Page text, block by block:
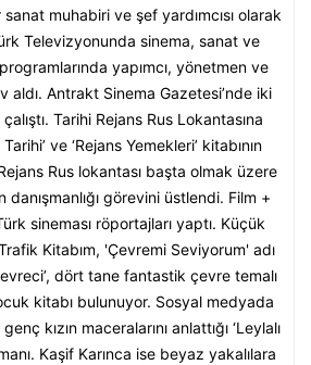
muhabiri ve şef yardımcısı olarak
Televizyonunda sinema, sanat ve
yapımcı, yönetmen ve
aldı. Antrakt Sinema Gazetesi’nde iki
Tarihi Rejans Rus Lokantasına
ve ‘Rejans Yemekleri’ kitabının
Rus lokantası başta olmak üzere
danışmanlığı görevini üstlendi. Film +
sineması röportajları yaptı. Küçük
Kitabım, 'Çevremi Seviyorum' adı
dört tane fantastik çevre temalı
kitabı bulunuyor. Sosyal medyada
kızın maceralarını anlattığı ‘Leylalı
Kaşif Karınca ise beyaz yakalılara